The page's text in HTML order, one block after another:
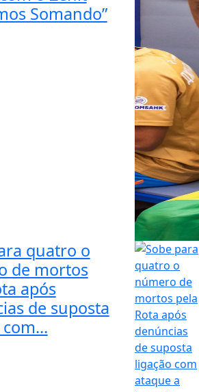
Somando”
quatro o
de mortos
após
de suposta